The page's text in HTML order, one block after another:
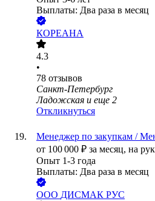
Выплаты: Два раза в месяц
КОРЕАНА
4.3
•
78 отзывов
Санкт-Петербург
Ладожская и еще 2
Откликнуться
Менеджер по закупкам /
от 100 000 ₽ за месяц, на
Опыт 1-3 года
Выплаты: Два раза в месяц
ООО ДИСМАК РУС